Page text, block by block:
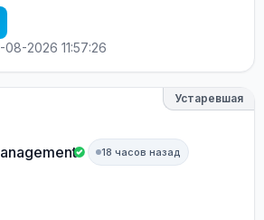
IN RANK - SCHENGEN VISA -
2026 11:57:26
Устаревшая
18 часов назад